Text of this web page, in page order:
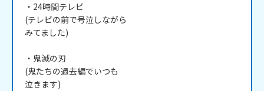
・24時間テレビ
(テレビの前で号泣しながら
みてました)
・鬼滅の刃
(鬼たちの過去編でいつも
泣きます)